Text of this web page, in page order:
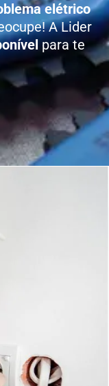
elétrico
A Lider
para te